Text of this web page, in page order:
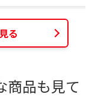
る
商品も見て